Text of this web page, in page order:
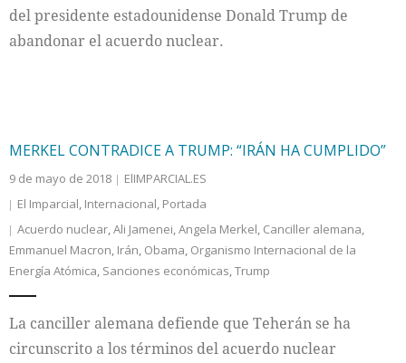
del presidente estadounidense Donald Trump de
abandonar el acuerdo nuclear.
MERKEL CONTRADICE A TRUMP: “IRÁN HA CUMPLIDO”
9 de mayo de 2018
ElIMPARCIAL.ES
El Imparcial, Internacional, Portada
Acuerdo nuclear,Ali Jamenei,Angela Merkel, Canciller alemana,
Emmanuel Macron, Irán, Obama, Organismo Internacional de la
Energía Atómica, Sanciones económicas,Trump
La canciller alemana defiende que Teherán se ha
circunscrito a los términos del acuerdo nuclear